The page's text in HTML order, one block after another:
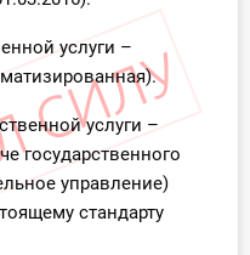
услуги –
услуги –
государственного
управление)
стандарту